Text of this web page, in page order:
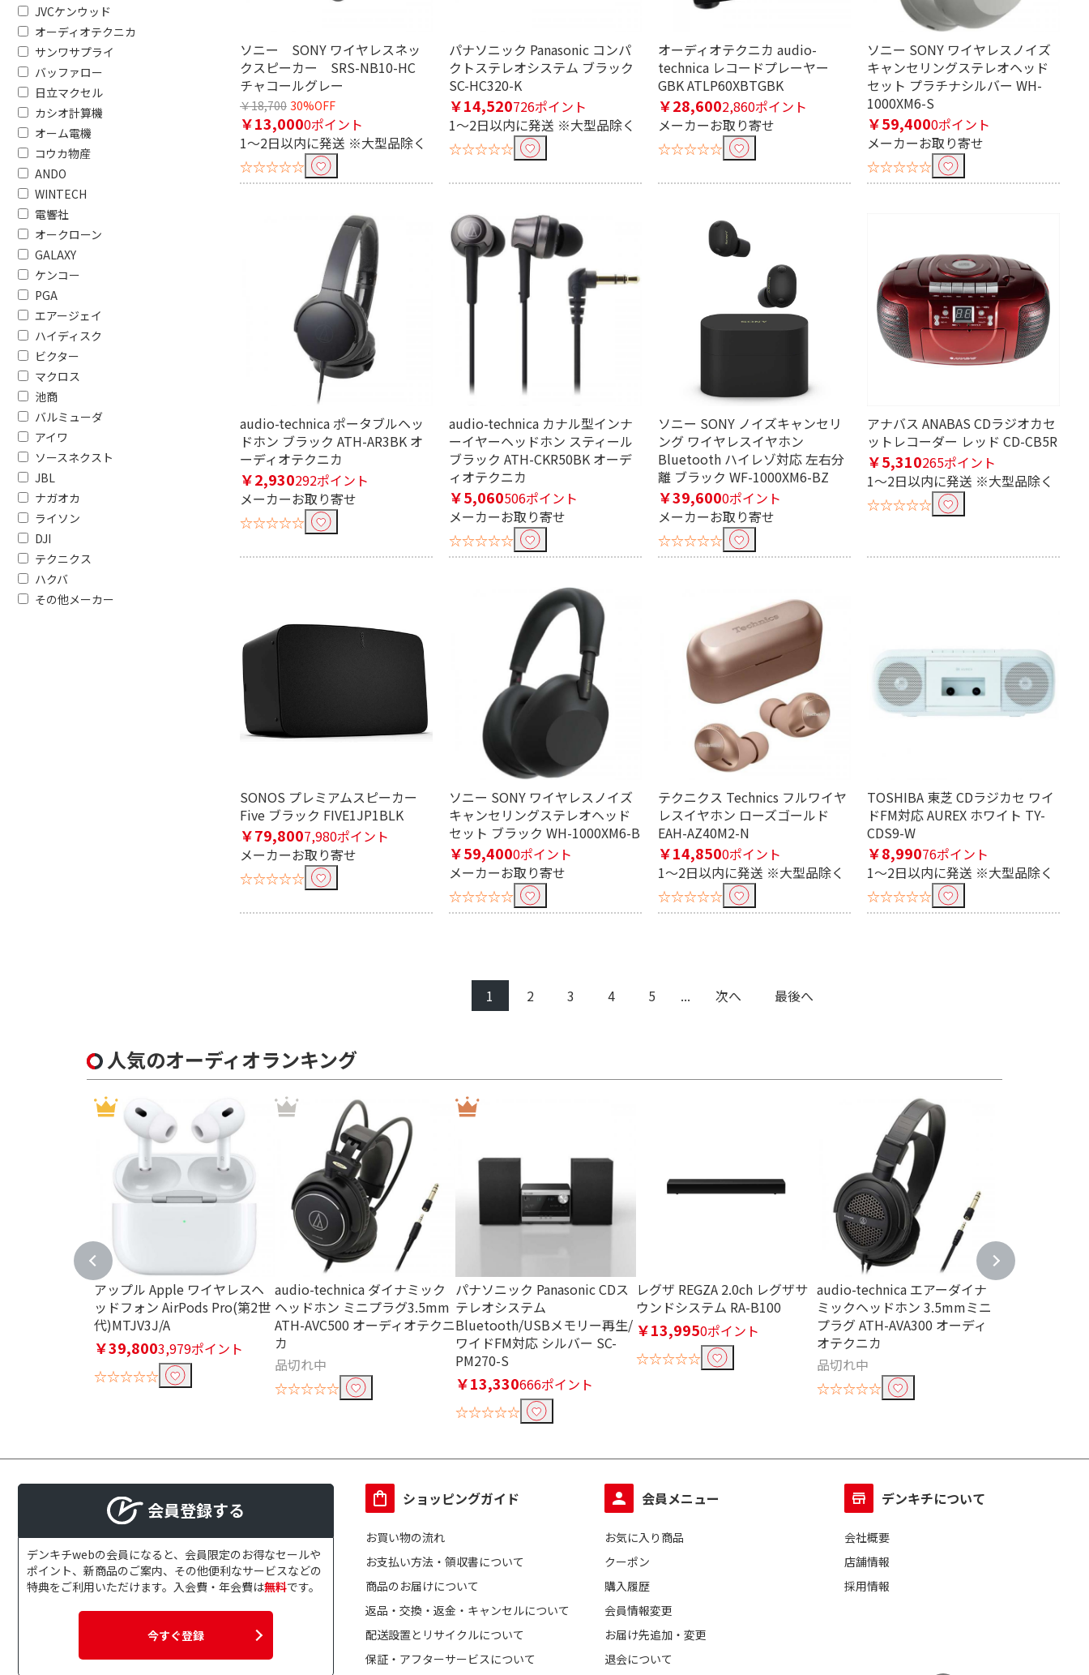
ソニー SONY ワイヤレスネッ
クスピーカー SRS-NB10-HC
チャコールグレー
￥18,700 30%OFF
￥13,0000ポイント
1～2日以内に発送 ※大型品除く
☆☆☆☆☆
パナソニック Panasonic コンパ
クトステレオシステム ブラック
SC-HC320-K
￥14,520726ポイント
1～2日以内に発送 ※大型品除く
☆☆☆☆☆
オーディオテクニカ audio-
technica レコードプレーヤー
GBK ATLP60XBTGBK
￥28,6002,860ポイント
メーカーお取り寄せ
☆☆☆☆☆
ソニー SONY ワイヤレスノイズ
キャンセリングステレオヘッド
セット プラチナシルバー WH-
1000XM6-S
￥59,4000ポイント
メーカーお取り寄せ
☆☆☆☆☆
audio-technica ポータブルヘッ
ドホン ブラック ATH-AR3BK オ
ーディオテクニカ
￥2,930292ポイント
メーカーお取り寄せ
☆☆☆☆☆
audio-technica カナル型インナ
ーイヤーヘッドホン スティール
ブラック ATH-CKR50BK オーデ
ィオテクニカ
￥5,060506ポイント
メーカーお取り寄せ
☆☆☆☆☆
ソニー SONY ノイズキャンセリ
ング ワイヤレスイヤホン
Bluetooth ハイレゾ対応 左右分
離 ブラック WF-1000XM6-BZ
￥39,6000ポイント
メーカーお取り寄せ
☆☆☆☆☆
アナバス ANABAS CDラジオカセ
ットレコーダー レッド CD-CB5R
￥5,310265ポイント
1～2日以内に発送 ※大型品除く
☆☆☆☆☆
SONOS プレミアムスピーカー
Five ブラック FIVE1JP1BLK
￥79,8007,980ポイント
メーカーお取り寄せ
☆☆☆☆☆
ソニー SONY ワイヤレスノイズ
キャンセリングステレオヘッド
セット ブラック WH-1000XM6-B
￥59,4000ポイント
メーカーお取り寄せ
☆☆☆☆☆
テクニクス Technics フルワイヤ
レスイヤホン ローズゴールド
EAH-AZ40M2-N
￥14,8500ポイント
1～2日以内に発送 ※大型品除く
☆☆☆☆☆
TOSHIBA 東芝 CDラジカセ ワイ
ドFM対応 AUREX ホワイト TY-
CDS9-W
￥8,99076ポイント
1～2日以内に発送 ※大型品除く
☆☆☆☆☆
1 2 3 4 5 ... 次へ 最後へ
JVCケンウッド
オーディオテクニカ
サンワサプライ
バッファロー
日立マクセル
カシオ計算機
オーム電機
コウカ物産
ANDO
WINTECH
電響社
オークローン
GALAXY
ケンコー
PGA
エアージェイ
ハイディスク
ビクター
マクロス
池商
バルミューダ
アイワ
ソースネクスト
JBL
ナガオカ
ライソン
DJI
テクニクス
ハクバ
その他メーカー
ドア数で絞り込む
電源方式で絞り込む
AC電源
形状で絞り込む
奥行(外形・ハンドル除く)で絞り込む
内蔵容量なし
フタの種類で絞り込む
プッシュ式
防水機能で絞り込む
防水機能なし 防水 防滴
ハイレゾ音源で絞り込む
ハイレゾ対応
サイズで絞り込む
接続方式で絞り込む
φ3.5mmミニプラグ
φ3.5mm ミニプラグ
+USB
Wi-Fi対応で絞り込む
非対応
Bluetooth対応で絞り込む
対応 Bluetooth対応
Wi-Fiで絞り込む
Wi-Fi非対応
ワイドFMで絞り込む
ワイドFM対応 ワイドFM非対応
防水・防滴で絞り込む
防水対応 防水・防滴対応 防水・防滴非対応
受信バンドで絞り込む
φ3.5mm ミニプラグ
φ2.5mm 超ミニプラ
グ
ライトニング端子
ARCで絞り込む
ARC対応
ハイレゾ非対応
人気のオーディオランキング
アップル Apple ワイヤレスヘ
ッドフォン AirPods Pro(第2世
代)MTJV3J/A
￥39,8003,979ポイント
☆☆☆☆☆
audio-technica ダイナミック
ヘッドホン ミニプラグ3.5mm
ATH-AVC500 オーディオテクニ
カ
品切れ中
☆☆☆☆☆
パナソニック Panasonic CDス
テレオシステム
Bluetooth/USBメモリー再生/
ワイドFM対応 シルバー SC-
PM270-S
￥13,330666ポイント
☆☆☆☆☆
レグザ REGZA 2.0ch レグザサ
ウンドシステム RA-B100
￥13,9950ポイント
☆☆☆☆☆
audio-technica エアーダイナ
ミックヘッドホン 3.5mmミニ
プラグ ATH-AVA300 オーディ
オテクニカ
品切れ中
☆☆☆☆☆
会員登録する
デンキチwebの会員になると、会員限定のお得なセールや
ポイント、新商品のご案内、その他便利なサービスなどの
特典をご利用いただけます。入会費・年会費は無料です。
今すぐ登録
ショッピングガイド
お買い物の流れ
お支払い方法・領収書について
商品のお届けについて
返品・交換・返金・キャンセルについて
配送設置とリサイクルについて
保証・アフターサービスについて
会員メニュー
お気に入り商品
クーポン
購入履歴
会員情報変更
お届け先追加・変更
退会について
デンキチについて
会社概要
店舗情報
採用情報